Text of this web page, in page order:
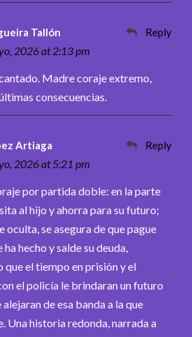
Tallón
2026 at 2:13 pm
Reply
Madre coraje extremo,
consecuencias.
Artiaga
2026 at 5:21 pm
Reply
por partida doble: en la parte
al hijo y ahorra para su futuro;
oculta, se asegura de que pague
ha hecho y salde su deuda,
que el tiempo en prisión y el
el policía le brindaran un futuro
de esa banda a la que
Una historia redonda, narrada a